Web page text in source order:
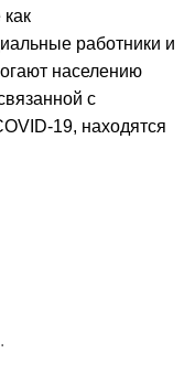
работники и
населению
с
19, находятся